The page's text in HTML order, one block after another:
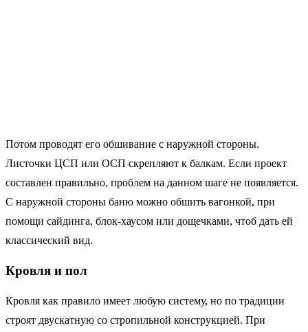
Потом проводят его обшивание с наружной стороны.
Листочки ЦСП или ОСП скрепляют к балкам. Если проект
составлен правильно, проблем на данном шаге не появляется.
С наружной стороны баню можно обшить вагонкой, при
помощи сайдинга, блок-хаусом или дощечками, чтоб дать ей
классический вид.
Кровля и пол
Кровля как правило имеет любую систему, но по традиции
строят двускатную со стропильной конструкцией. При